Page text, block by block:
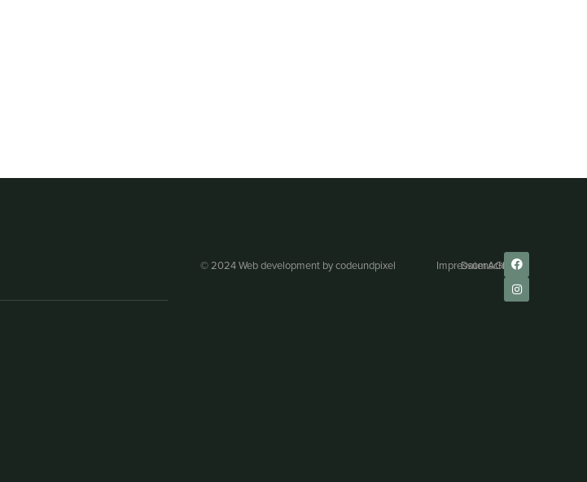
© 2024 Web development bycodeundpixel ImpressumDatenschutz
AGB